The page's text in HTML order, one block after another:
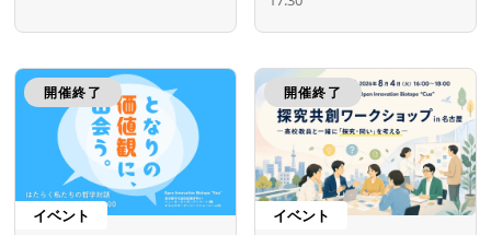
開催終了
イベント
開催終了
イベント